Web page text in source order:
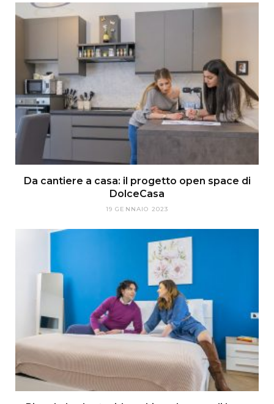
Da cantiere a casa: il progetto open space di
DolceCasa
19 GENNAIO 2023